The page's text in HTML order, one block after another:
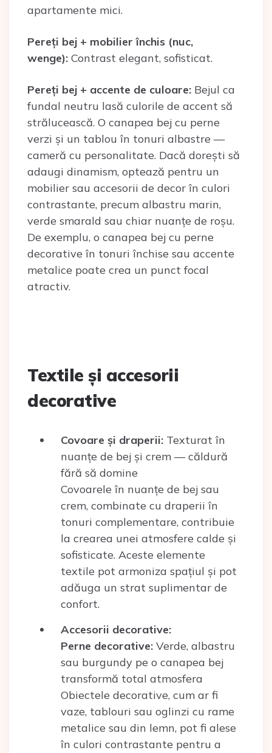
apartamente mici.
Pereți bej + mobilier închis (nuc,
wenge): Contrast elegant, sofisticat.
Pereți bej + accente de culoare: Bejul ca
fundal neutru lasă culorile de accent să
strălucească. O canapea bej cu perne
verzi și un tablou în tonuri albastre —
cameră cu personalitate. Dacă dorești să
adaugi dinamism, optează pentru un
mobilier sau accesorii de decor în culori
contrastante, precum albastru marin,
verde smarald sau chiar nuanțe de roșu.
De exemplu, o canapea bej cu perne
decorative în tonuri închise sau accente
metalice poate crea un punct focal
atractiv.
Textile și accesorii
decorative
Covoare și draperii: Texturat în
nuanțe de bej și crem — căldură
fără să domine
Covoarele în nuanțe de bej sau
crem, combinate cu draperii în
tonuri complementare, contribuie
la crearea unei atmosfere calde și
sofisticate. Aceste elemente
textile pot armoniza spațiul și pot
adăuga un strat suplimentar de
confort.
Accesorii decorative:
Perne decorative: Verde, albastru
sau burgundy pe o canapea bej
transformă total atmosfera
Obiectele decorative, cum ar fi
vaze, tablouri sau oglinzi cu rame
metalice sau din lemn, pot fi alese
în culori contrastante pentru a